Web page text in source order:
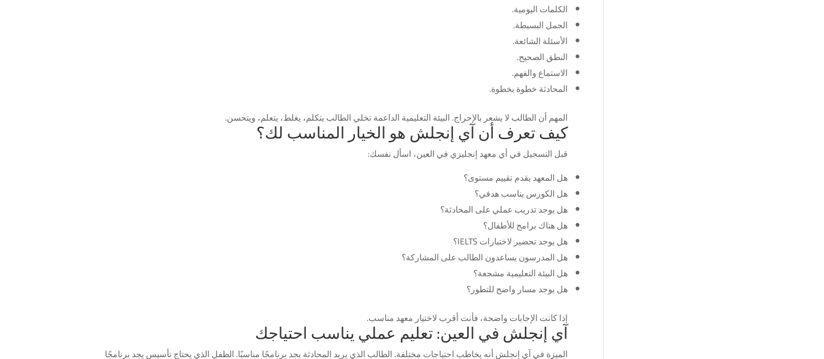
الكلمات اليومية.
الجمل البسيطة.
الأسئلة الشائعة.
النطق الصحيح.
الاستماع والفهم.
المحادثة خطوة بخطوة.
المهم أن الطالب لا يشعر بالإحراج. البيئة التعليمية الداعمة تخلي الطالب يتكلم، يغلط، يتعلم، ويتحسن.
كيف تعرف أن آي إنجلش هو الخيار المناسب لك؟
قبل التسجيل في أي معهد إنجليزي في العين، اسأل نفسك:
هل المعهد يقدم تقييم مستوى؟
هل الكورس يناسب هدفي؟
هل يوجد تدريب عملي على المحادثة؟
هل هناك برامج للأطفال؟
هل يوجد تحضير لاختبارات IELTS؟
هل المدرسون يساعدون الطالب على المشاركة؟
هل البيئة التعليمية مشجعة؟
هل يوجد مسار واضح للتطور؟
إذا كانت الإجابات واضحة، فأنت أقرب لاختيار معهد مناسب.
آي إنجلش في العين: تعليم عملي يناسب احتياجك
الميزة في آي إنجلش أنه يخاطب احتياجات مختلفة. الطالب الذي يريد المحادثة يجد برنامجًا مناسبًا. الطفل الذي يحتاج تأسيس يجد برنامجًا